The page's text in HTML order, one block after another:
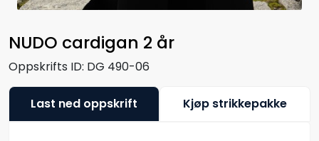
NUDO cardigan 2 år
Oppskrifts ID: DG 490-06
Last ned oppskrift Kjøp strikkepakke